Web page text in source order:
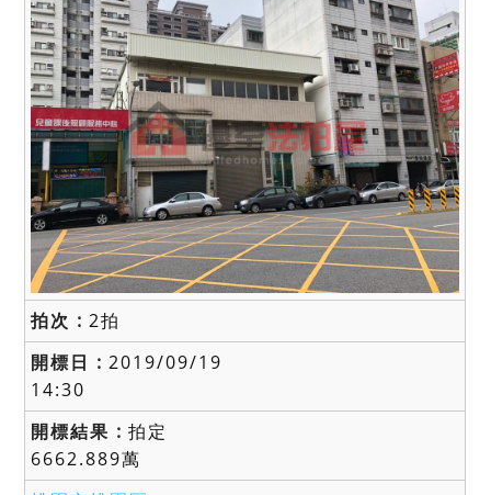
2拍
2019/09/19
14:30
拍定
6662.889萬